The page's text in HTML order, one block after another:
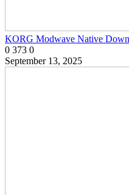
KORG Modwave Native
0 373 0
September 13, 2025